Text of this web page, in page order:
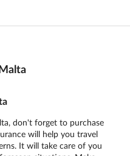
don't forget to purchase
will help you travel
It will take care of you